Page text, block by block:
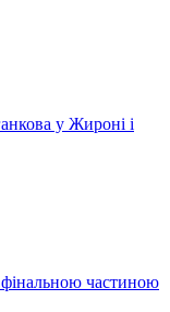
у Жироні і
частиною